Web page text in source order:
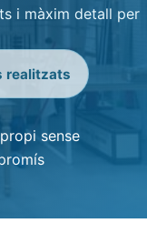
i màxim detall per
realitzats
sense